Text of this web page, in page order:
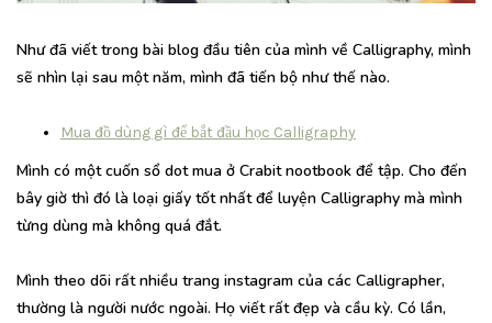
Như đã viết trong bài blog đầu tiên của mình về Calligraphy, mình
sẽ nhìn lại sau một năm, mình đã tiến bộ như thế nào.
Mua đồ dùng gì để bắt đầu học Calligraphy
Mình có một cuốn sổ dot mua ở Crabit nootbook để tập. Cho đến
bây giờ thì đó là loại giấy tốt nhất để luyện Calligraphy mà mình
từng dùng mà không quá đắt.
Mình theo dõi rất nhiều trang instagram của các Calligrapher,
thường là người nước ngoài. Họ viết rất đẹp và cầu kỳ. Có lần,